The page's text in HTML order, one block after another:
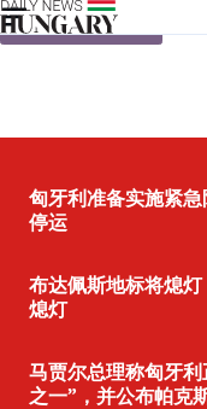
Skip to content
匈牙利准备实施紧
停运
布达佩斯地标将熄
熄灯
马贾尔总理称匈牙
之一”，并公布帕克